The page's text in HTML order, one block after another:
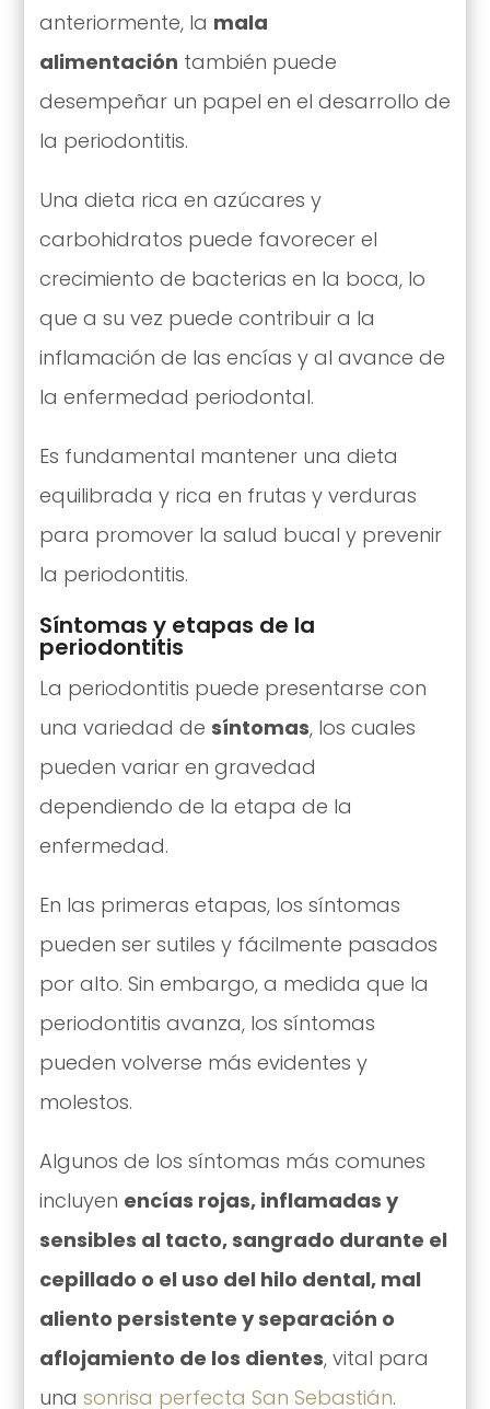
anteriormente, la mala
alimentación también puede
desempeñar un papel en el desarrollo de
la periodontitis.
Una dieta rica en azúcares y
carbohidratos puede favorecer el
crecimiento de bacterias en la boca, lo
que a su vez puede contribuir a la
inflamación de las encías y al avance de
la enfermedad periodontal.
Es fundamental mantener una dieta
equilibrada y rica en frutas y verduras
para promover la salud bucal y prevenir
la periodontitis.
Síntomas y etapas de la
periodontitis
La periodontitis puede presentarse con
una variedad de síntomas, los cuales
pueden variar en gravedad
dependiendo de la etapa de la
enfermedad.
En las primeras etapas, los síntomas
pueden ser sutiles y fácilmente pasados
por alto. Sin embargo, a medida que la
periodontitis avanza, los síntomas
pueden volverse más evidentes y
molestos.
Algunos de los síntomas más comunes
incluyen encías rojas, inflamadas y
sensibles al tacto, sangrado durante el
cepillado o el uso del hilo dental, mal
aliento persistente y separación o
aflojamiento de los dientes, vital para
una sonrisa perfecta San Sebastián.